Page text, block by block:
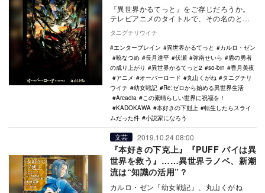
『異世界かるてっと』をご存じだろうか。
テレビアニメのタイトルで、その名のとお
たちが登場する…
タニグチリウイチ
エンターブレイン
異世界かるてっと
カルロ・ゼン
暁なつめ
長月達平 伏瀬 弥南せいら
盾の勇者
の成り上がり
異世界かるてっと2 so-bin
香月美夜
アニメ
オーバーロード 丸山くがね
タニグチリ
ウイチ
幼女戦記
Re:ゼロから始める異世界生活
Arcadia
この素晴らしい世界に祝福を！
KADOKAWA
本好きの下剋上
転生したらスライ
ムだった件
小説家になろう
文芸 2019.10.24 08:00
『本好きの下克上』『PUFF パイは異
世界を救う』……異世界ラノベ、新潮
流は“知識の活用”？
カルロ・ゼン『幼女戦記』、丸山くがね